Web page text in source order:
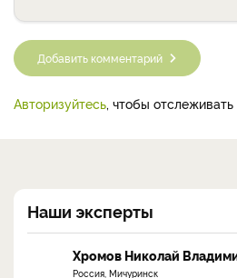
Добавить комментарий
Авторизуйтесь , чтобы
Наши эксперты
Хромов Николай
Россия, Мичуринск